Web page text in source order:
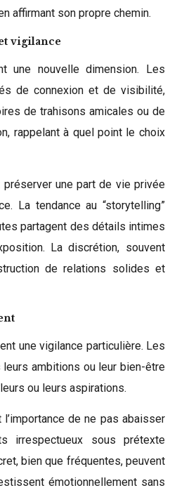
affirmant son propre chemin.
vigilance
une nouvelle dimension. Les
de connexion et de visibilité,
de trahisons amicales ou de
rappelant à quel point le choix
une part de vie privée
La tendance au “storytelling”
partagent des détails intimes
La discrétion, souvent
de relations solides et
une vigilance particulière. Les
ambitions ou leur bien-être
ou leurs aspirations.
de ne pas abaisser
irrespectueux sous prétexte
bien que fréquentes, peuvent
émotionnellement sans